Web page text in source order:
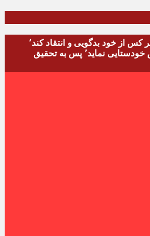
امام علی (ع) می فرماید : هر کس از خود بدگویی و انتقاد کند٬
خود را اصلاح کرده و هر کس خودستایی نماید٬ پس به تحقیق